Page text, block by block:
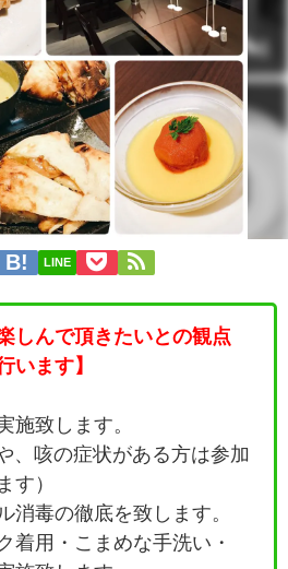
LINE
しんで頂きたいとの観点
います】
施致します。
、咳の症状がある方は参加
す）
消毒の徹底を致します。
着用・こまめな手洗い・